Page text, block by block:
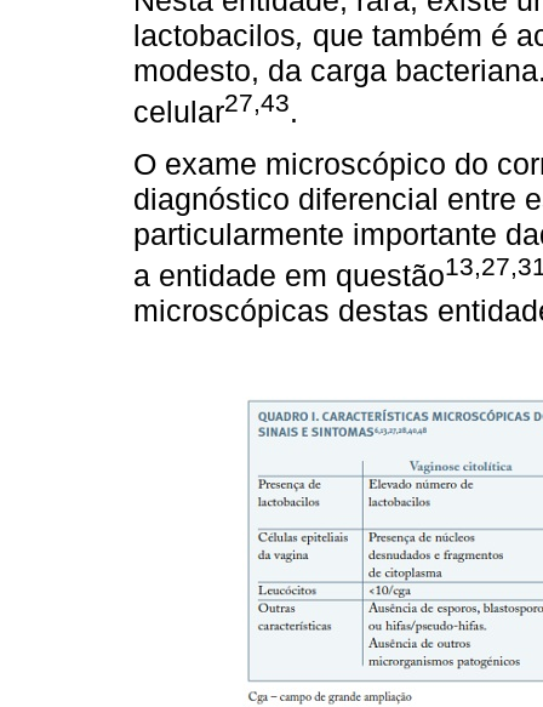
lactobacilos, que também é
modesto, da carga
celular27,43.
O exame microscópico do
diagnóstico diferencial entre
particularmente importante
a entidade em questão
microscópicas destas